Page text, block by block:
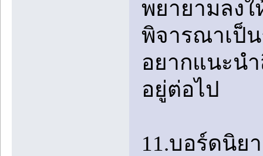
พยายามลงใ
พิจารณาเป็
อยากแนะน
อยู่ต่อไป
11.บอร์ดนิย